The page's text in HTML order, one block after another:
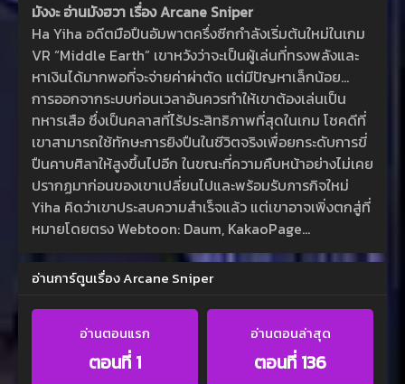
มังงะ อ่านมังฮวา เรื่อง Arcane Sniper
Ha Yiha อดีตมือปืนอัมพาตครึ่งซีกกำลังเริ่มต้นใหม่ในเกม
VR “Middle Earth” เขาหวังว่าจะเป็นผู้เล่นที่ทรงพลังและ
หาเงินได้มากพอที่จะจ่ายค่าผ่าตัด แต่มีปัญหาเล็กน้อย…
การออกจากระบบก่อนเวลาอันควรทำให้เขาต้องเล่นเป็น
ทหารเสือ ซึ่งเป็นคลาสที่ไร้ประสิทธิภาพที่สุดในเกม โชคดีที่
เขาสามารถใช้ทักษะการยิงปืนในชีวิตจริงเพื่อยกระดับการขี่
ปืนคาบศิลาให้สูงขึ้นไปอีก ในขณะที่ความคืบหน้าอย่างไม่เคย
ปรากฏมาก่อนของเขาเปลี่ยนไปและพร้อมรับภารกิจใหม่
Yiha คิดว่าเขาประสบความสำเร็จแล้ว แต่เขาอาจเพิ่งตกสู่ที่
หมายโดยตรง Webtoon: Daum, KakaoPage…
อ่านการ์ตูนเรื่อง Arcane Sniper
อ่านตอนแรก
ตอนที่ 1
อ่านตอนล่าสุด
ตอนที่ 136